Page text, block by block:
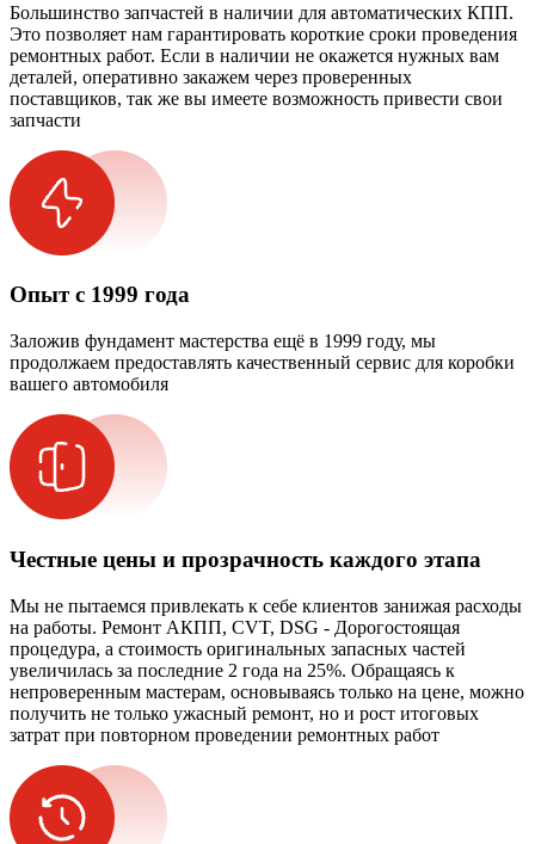
Большинство запчастей в наличии для автоматических КПП.
Это позволяет нам гарантировать короткие сроки проведения
ремонтных работ. Если в наличии не окажется нужных вам
деталей, оперативно закажем через проверенных
поставщиков, так же вы имеете возможность привести свои
запчасти
Опыт с 1999 года
Заложив фундамент мастерства ещё в 1999 году, мы
продолжаем предоставлять качественный сервис для коробки
вашего автомобиля
Честные цены и прозрачность каждого этапа
Мы не пытаемся привлекать к себе клиентов занижая расходы
на работы. Ремонт АКПП, CVT, DSG - Дорогостоящая
процедура, а стоимость оригинальных запасных частей
увеличилась за последние 2 года на 25%. Обращаясь к
непроверенным мастерам, основываясь только на цене, можно
получить не только ужасный ремонт, но и рост итоговых
затрат при повторном проведении ремонтных работ